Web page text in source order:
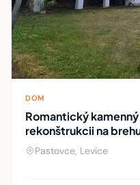
DOM
Romantický
rekonštrukcii na
Pastovce, Levice